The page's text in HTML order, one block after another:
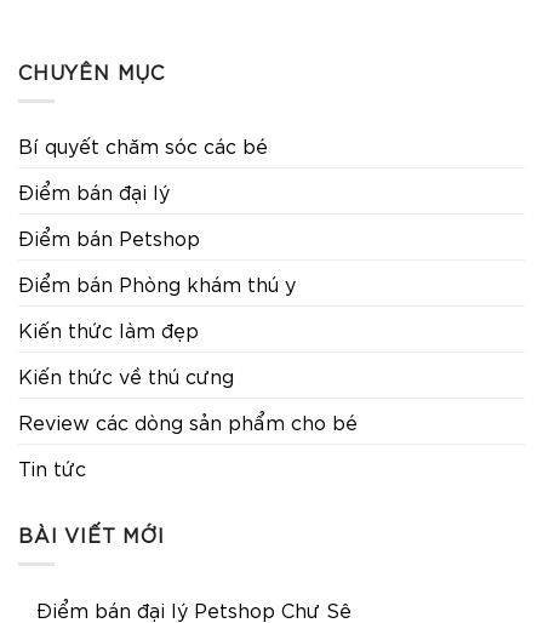
CHUYÊN MỤC
Bí quyết chăm sóc các bé
Điểm bán đại lý
Điểm bán Petshop
Điểm bán Phòng khám thú y
Kiến thức làm đẹp
Kiến thức về thú cưng
Review các dòng sản phẩm cho bé
Tin tức
BÀI VIẾT MỚI
Điểm bán đại lý Petshop Chư Sê